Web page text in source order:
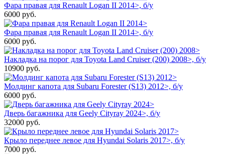
Фара правая для Renault Logan II 2014>, б/у
6000 руб.
Фара правая для Renault Logan II 2014>, б/у
6000 руб.
Накладка на порог для Toyota Land Cruiser (200) 2008>, б/у
10900 руб.
Молдинг капота для Subaru Forester (S13) 2012>, б/у
6000 руб.
Дверь багажника для Geely Cityray 2024>, б/у
32000 руб.
Крыло переднее левое для Hyundai Solaris 2017>, б/у
7000 руб.